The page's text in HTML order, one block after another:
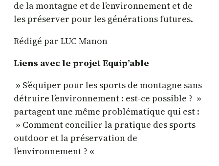
de la montagne et de l’environnement et de
les préserver pour les générations futures.
Rédigé par LUC Manon
Liens avec le projet Equip’able
» S’équiper pour les sports de montagne sans
détruire l’environnement : est-ce possible ? »
partagent une même problématique qui est :
» Comment concilier la pratique des sports
outdoor et la préservation de
l’environnement ? «